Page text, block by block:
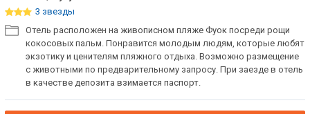
3 звезды
Отель расположен на живописном пляже Фуок посреди рощи
кокосовых пальм. Понравится молодым людям, которые любят
экзотику и ценителям пляжного отдыха. Возможно размещение
с животными по предварительному запросу. При заезде в отель
в качестве депозита взимается паспорт.